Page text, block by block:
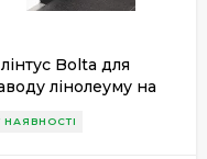
Bolta для
лінолеуму на
НАЯВНОСТІ